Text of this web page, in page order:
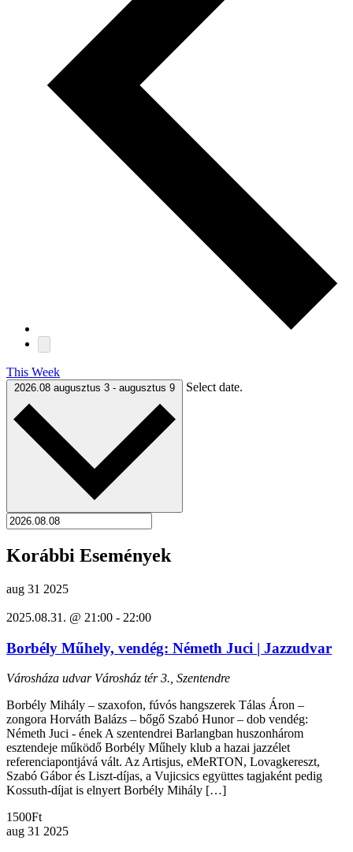
This Week
2026.08 augusztus 3 - augusztus 9 Select date.
Korábbi Események
aug 31 2025
2025.08.31. @ 21:00 - 22:00
Borbély Műhely, vendég: Németh Juci | Jazzudvar
Városháza udvar Városház tér 3., Szentendre
Borbély Mihály – szaxofon, fúvós hangszerek Tálas Áron –
zongora Horváth Balázs – bőgő Szabó Hunor – dob vendég:
Németh Juci - ének A szentendrei Barlangban huszonhárom
esztendeje működő Borbély Műhely klub a hazai jazzélet
referenciapontjává vált. Az Artisjus, eMeRTON, Lovagkereszt,
Szabó Gábor és Liszt-díjas, a Vujicsics együttes tagjaként pedig
Kossuth-díjat is elnyert Borbély Mihály […]
1500Ft
aug 31 2025